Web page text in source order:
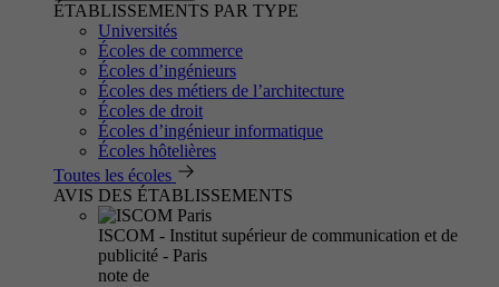
ÉTABLISSEMENTS PAR TYPE
Universités
Écoles de commerce
Écoles d’ingénieurs
Écoles des métiers de l’architecture
Écoles de droit
Écoles d’ingénieur informatique
Écoles hôtelières
Toutes les écoles
AVIS DES ÉTABLISSEMENTS
ISCOM - Institut supérieur de communication et de
publicité - Paris
note de